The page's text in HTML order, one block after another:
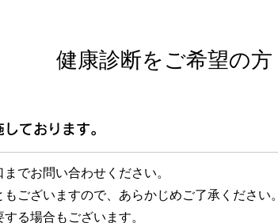
健康診断をご希望の方
ております。
でお問い合わせください。
ございますので、あらかじめご了承ください。
る場合もございます。